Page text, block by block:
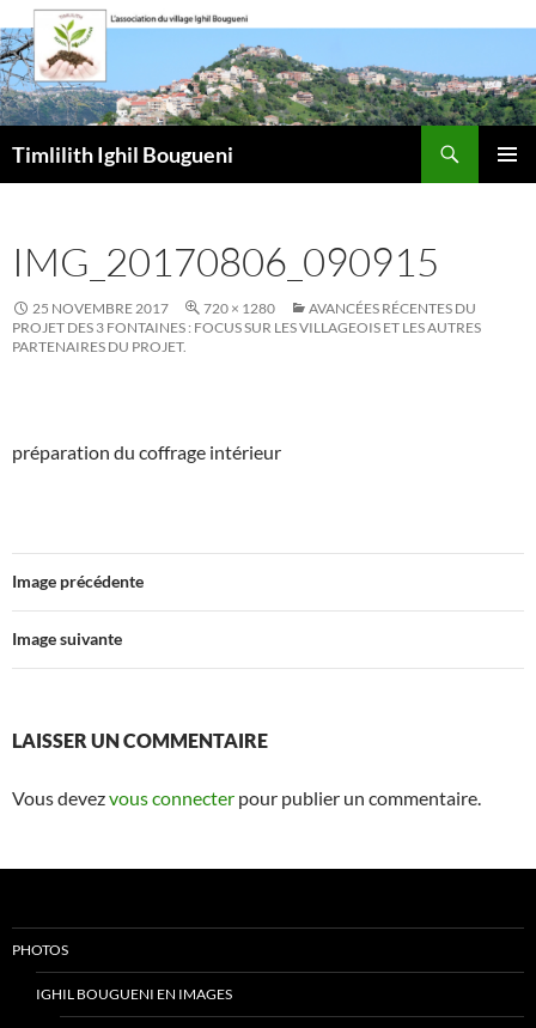
Aller
au
contenu
Timlilith Ighil Bougueni
IMG_20170806_090915
25 NOVEMBRE 2017 720 × 1280
AVANCÉES RÉCENTES DU
PROJET DES 3 FONTAINES : FOCUS SUR LES VILLAGEOIS ET LES AUTRES
PARTENAIRES DU PROJET.
préparation du coffrage intérieur
Image précédente
Image suivante
LAISSER UN COMMENTAIRE
Vous devezvous connecter pour publier un commentaire.
PHOTOS
IGHIL BOUGUENI EN IMAGES